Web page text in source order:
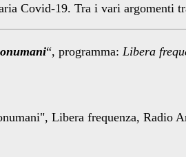
Covid-19. Tra i vari argomenti
“, programma: Libera
Libera frequenza, Radio